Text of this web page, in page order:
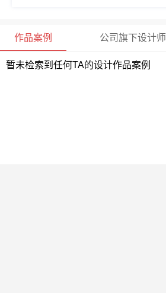
作品案例 公司旗下设计师
暂未检索到任何TA的设计作品案例